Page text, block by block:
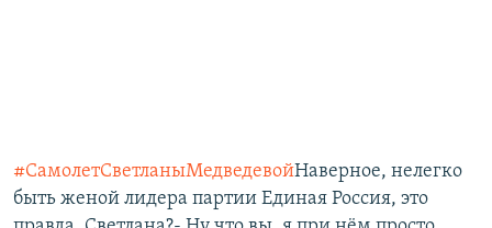
#СамолетСветланыМедведевойНаверное, нелегко
быть женой лидера партии Единая Россия, это